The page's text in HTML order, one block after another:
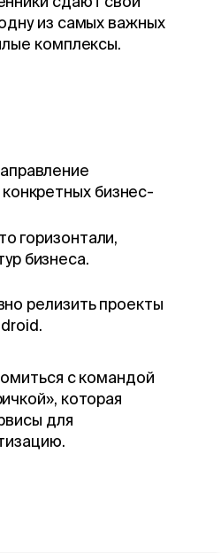
из самых важных
комплексы.
бизнес-
горизонтали,
бизнеса.
релизить проекты
с командой
которая
для